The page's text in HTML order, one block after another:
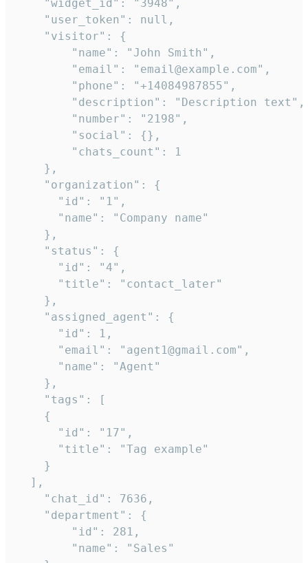
    "widget_id": "3948",
    "user_token": null,
    "visitor": {
        "name": "John Smith",
        "email": "email@example.com",
        "phone": "+14084987855",
        "description": "Description text",
        "number": "2198",
        "social": {},
        "chats_count": 1
    },
    "organization": {
      "id": "1",
      "name": "Company name"
    },
    "status": {
      "id": "4",
      "title": "contact_later"
    },
    "assigned_agent": {
      "id": 1,
      "email": "agent1@gmail.com",
      "name": "Agent"
    },
    "tags": [
    {
      "id": "17",
      "title": "Tag example"
    }
  ],
    "chat_id": 7636,
    "department": {
        "id": 281,
        "name": "Sales"